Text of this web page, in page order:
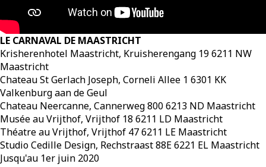
LE CARNAVAL DE MAASTRICHT
Krisherenhotel Maastricht, Kruisherengang 19 6211 NW
Maastricht
Chateau St Gerlach Joseph, Corneli Allee 1 6301 KK
Valkenburg aan de Geul
Chateau Neercanne, Cannerweg 800 6213 ND Maastricht
Musée au Vrijthof, Vrijthof 18 6211 LD Maastricht
Théatre au Vrijthof, Vrijthof 47 6211 LE Maastricht
Studio Cedille Design, Rechstraast 88E 6221 EL Maastricht
Jusqu'au 1er juin 2020